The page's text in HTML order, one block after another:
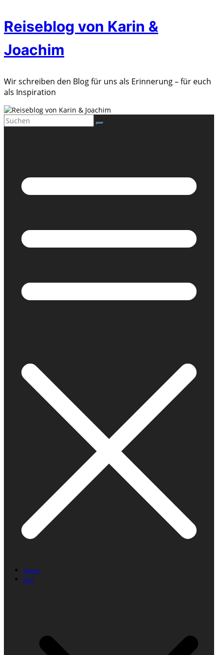
Zum
Inhalt
springen
Reiseblog von Karin &
Joachim
Wir schreiben den Blog für uns als Erinnerung – für euch
als Inspiration
Home
Jahr